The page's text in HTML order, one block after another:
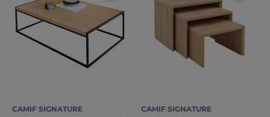
CAMIF SIGNATURE CAMIF SIGNATURE